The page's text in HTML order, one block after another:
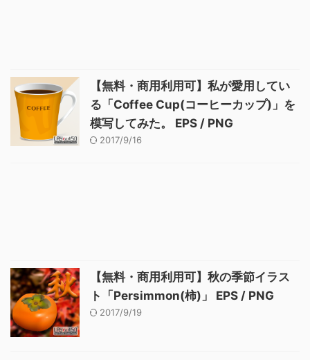
【無料・商用利用可】私が愛用してい
る「Coffee Cup(コーヒーカップ)」を
模写してみた。 EPS / PNG
2017/9/16
【無料・商用利用可】秋の季節イラス
ト「Persimmon(柿)」 EPS / PNG
2017/9/19